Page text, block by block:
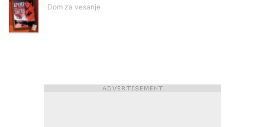
Dom za vesanje